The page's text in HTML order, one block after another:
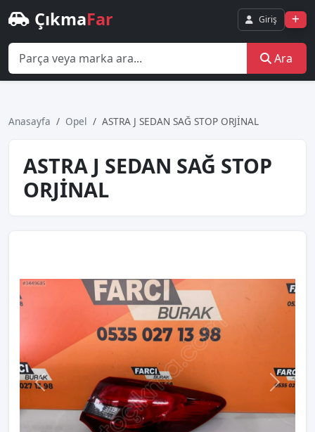
ÇıkmaFar Giriş
Ara
Anasayfa Opel ASTRA J SEDAN SAĞ STOP ORJİNAL
ASTRA J SEDAN SAĞ STOP
ORJİNAL